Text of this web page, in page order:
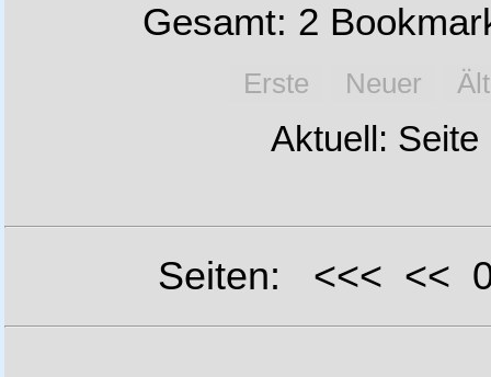
Gesamt: 2
Erste Neuer
Aktuell: Seite
Seiten: <<< <<